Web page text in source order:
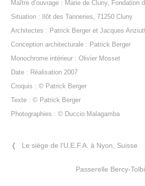
Maître d’ouvrage : Marie de Cluny, Fondation
Situation : Ilôt des Tanneries, 71250 Cluny
Architectes : Patrick Berger et Jacques
Conception architecturale : Patrick Berger
Monochrome intérieur : Olivier Mosset
Date : Réalisation 2007
Croquis : © Patrick Berger
Texte : © Patrick Berger
Photographies : © Duccio Malagamba
❬ Le siège de l’U.E.F.A. à Nyon, Suisse
Passerelle Bercy-